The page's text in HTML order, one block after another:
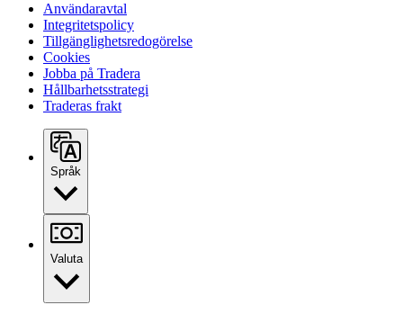
Användaravtal
Integritetspolicy
Tillgänglighetsredogörelse
Cookies
Jobba på Tradera
Hållbarhetsstrategi
Traderas frakt
Språk
Valuta